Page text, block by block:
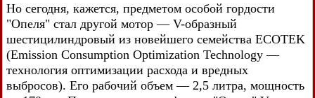
Но сегодня, кажется, предметом особой гордости
"Опеля" стал другой мотор — V-образный
шестицилиндровый из новейшего семейства ECOTEK
(Emission Consumption Optimization Technology —
технология оптимизации расхода и вредных
выбросов). Его рабочий объем — 2,5 литра, мощность